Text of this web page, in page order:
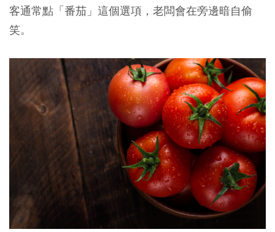
客通常點「番茄」這個選項，老闆會在旁邊暗自偷
笑。